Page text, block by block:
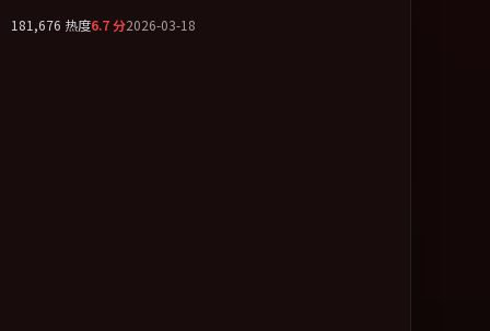
自我救赎之间反复拉扯。全片以「犯罪」类型为骨架，在叙
181,676 热度6.7分2026-03-18